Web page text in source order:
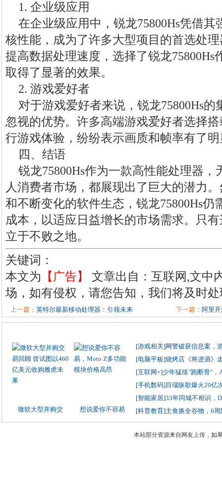
1. 企业级应用
在企业级应用中，锐龙75800Hs凭借
核性能，成为了许多大型项目的首选处
提高数据处理速度，选择了锐龙
取得了显著的效果。
2. 游戏爱好者
对于游戏爱好者来说，锐龙75800Hs
忽视的优势。许多高端游戏爱好者选择
行游戏体验，纷纷表示画质和帧率有了
四、结语
锐龙75800Hs作为一款高性能处理器
人消费者市场，都展现出了巨大的潜力
和不断变化的软件生态，锐龙75800Hs
成本，以适应日益增长的市场需求。只
立于不败之地。
关键词：
本文为 【广告】
文章出自：互联网,文中
场，如有侵权，请您告知，我们将及时
上一篇： 英特尔最新移动处理器：引领未来 下一篇： 阿里
微软大型并购交 想说爱你不容易
[游戏相关]网警破获信息案，
[电脑平板]烧烤店《将进酒》
[互联网+]少年猛练"跑断骨"，
[手机数码]目瑙纵歌爆火20亿
[智能家居]33年同城不相识，
[科普教育]主食换全谷物，6
本站部分资源来自网友上传，如